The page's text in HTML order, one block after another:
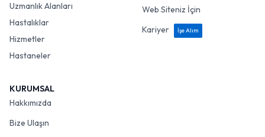
Uzmanlık Alanları
Hastalıklar
Hizmetler
Hastaneler
Web Siteniz İçin
Kariyer
İşe Alım
KURUMSAL
Hakkımızda
Bize Ulaşın